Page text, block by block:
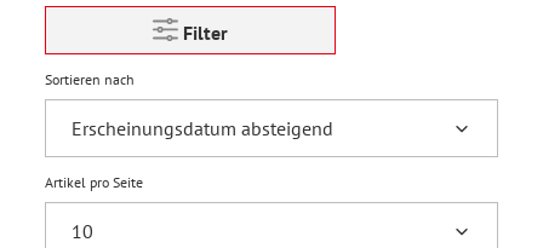
Filter
Sortieren nach
Artikel pro Seite